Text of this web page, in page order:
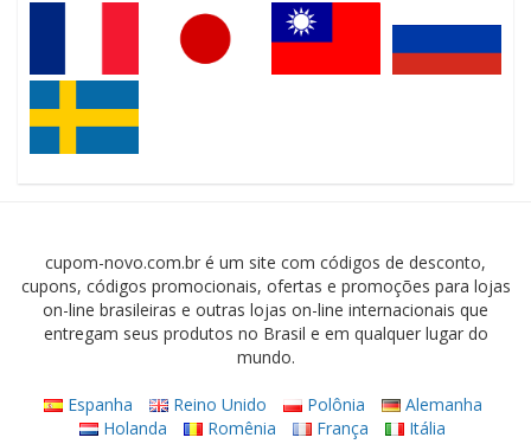
cupom-novo.com.br é um site com códigos de desconto,
cupons, códigos promocionais, ofertas e promoções para lojas
on-line brasileiras e outras lojas on-line internacionais que
entregam seus produtos no Brasil e em qualquer lugar do
mundo.
Espanha Reino Unido Polônia
Alemanha
Holanda
Romênia França
Itália